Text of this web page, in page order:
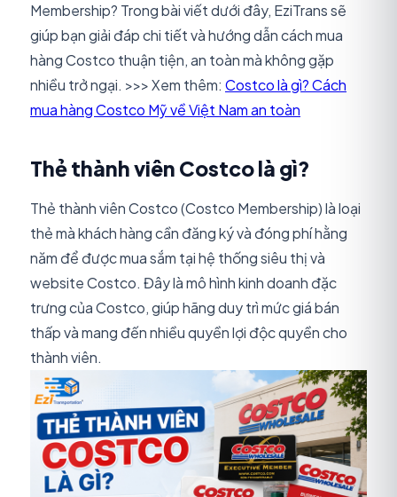
Membership? Trong bài viết dưới đây, EziTrans sẽ
giúp bạn giải đáp chi tiết và hướng dẫn cách mua
hàng Costco thuận tiện, an toàn mà không gặp
nhiều trở ngại. >>> Xem thêm: Costco là gì? Cách
mua hàng Costco Mỹ về Việt Nam an toàn
Thẻ thành viên Costco là gì?
Thẻ thành viên Costco (Costco Membership) là loại
thẻ mà khách hàng cần đăng ký và đóng phí hằng
năm để được mua sắm tại hệ thống siêu thị và
website Costco. Đây là mô hình kinh doanh đặc
trưng của Costco, giúp hãng duy trì mức giá bán
thấp và mang đến nhiều quyền lợi độc quyền cho
thành viên.